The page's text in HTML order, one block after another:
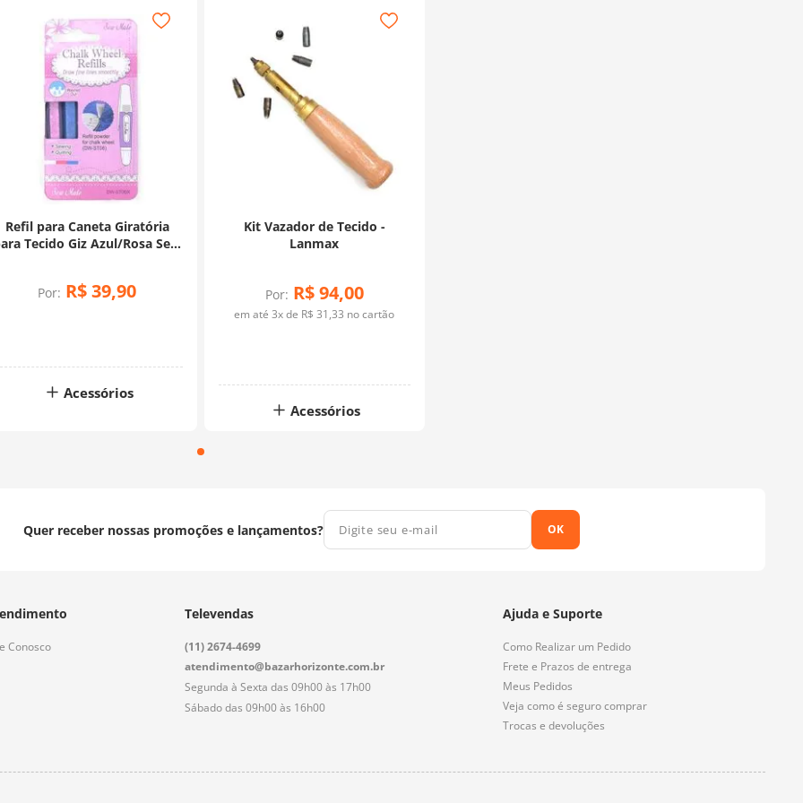
Refil para Caneta Giratória
Tecido Giz Azul/Rosa Sew
Por: R$39,90
Acessórios
Kit Vazador de Tecido -
Lanmax
Por: R$94,00
em até3x de R$ 31,33 no cartão
Acessórios
Quer receber nossas promoções e lançamentos? OK
Conosco
Televendas
(11) 2674-4699
atendimento@bazarhorizonte.com.br
Segunda à Sexta das 09h00 às 17h00
Sábado das 09h00 às 16h00
Ajuda e Suporte
Como Realizar um Pedido
Frete e Prazos de entrega
Meus Pedidos
Veja como é seguro comprar
Trocas e devoluções